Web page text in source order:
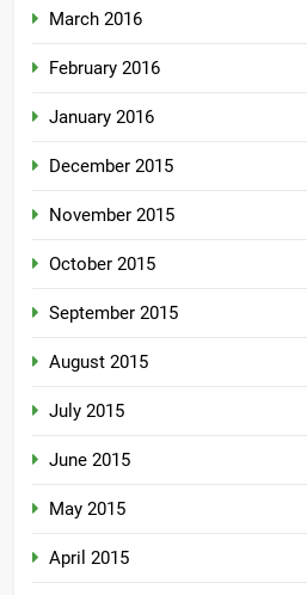
March 2016
February 2016
January 2016
December 2015
November 2015
October 2015
September 2015
August 2015
July 2015
June 2015
May 2015
April 2015